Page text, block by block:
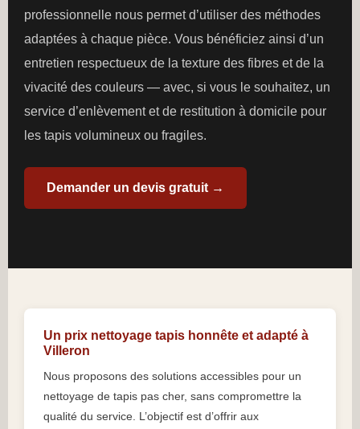
professionnelle nous permet d’utiliser des méthodes
adaptées à chaque pièce. Vous bénéficiez ainsi d’un
entretien respectueux de la texture des fibres et de la
vivacité des couleurs — avec, si vous le souhaitez, un
service d’enlèvement et de restitution à domicile pour
les tapis volumineux ou fragiles.
Demander un devis gratuit →
Un prix nettoyage tapis honnête et adapté à
Villeron
Nous proposons des solutions accessibles pour un
nettoyage de tapis pas cher, sans compromettre la
qualité du service. L’objectif est d’offrir aux